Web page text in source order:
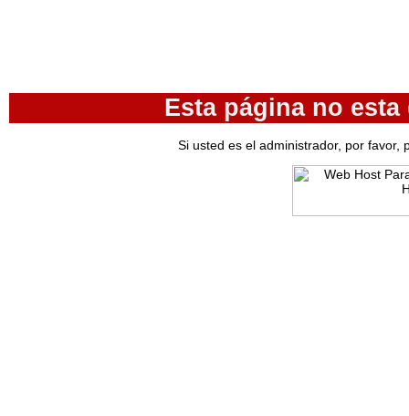
Esta página no
Si usted es el administrador, por favor,